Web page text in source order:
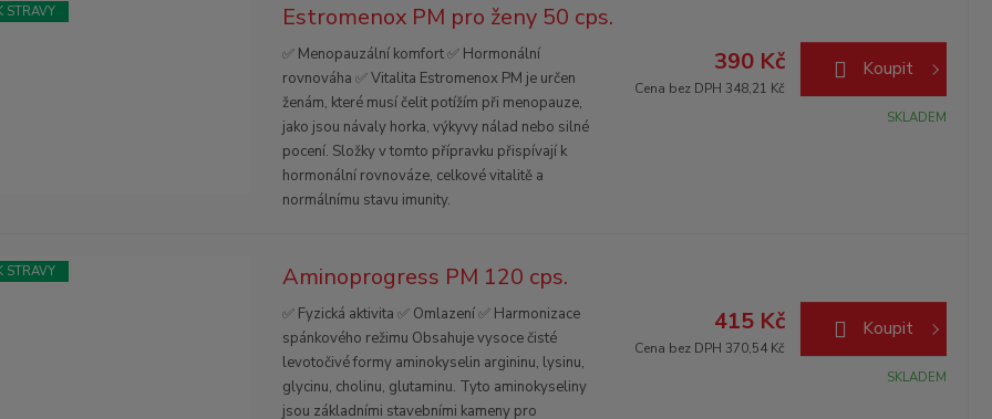
Estromenox PM pro ženy 50 cps.
STRAVY
✅ Menopauzální komfort ✅ Hormonální
rovnováha ✅ Vitalita Estromenox PM je určen
ženám, které musí čelit potížím při menopauze,
jako jsou návaly horka, výkyvy nálad nebo silné
pocení. Složky v tomto přípravku přispívají k
hormonální rovnováze, celkové vitalitě a
normálnímu stavu imunity.
390 Kč
Cena bez DPH 348,21 Kč
Koupit
SKLADEM
Aminoprogress PM 120 cps.
STRAVY
✅ Fyzická aktivita ✅ Omlazení ✅ Harmonizace
spánkového režimu Obsahuje vysoce čisté
levotočivé formy aminokyselin argininu, lysinu,
glycinu, cholinu, glutaminu. Tyto aminokyseliny
jsou základními stavebními kameny pro
415 Kč
Cena bez DPH 370,54 Kč
Koupit
SKLADEM